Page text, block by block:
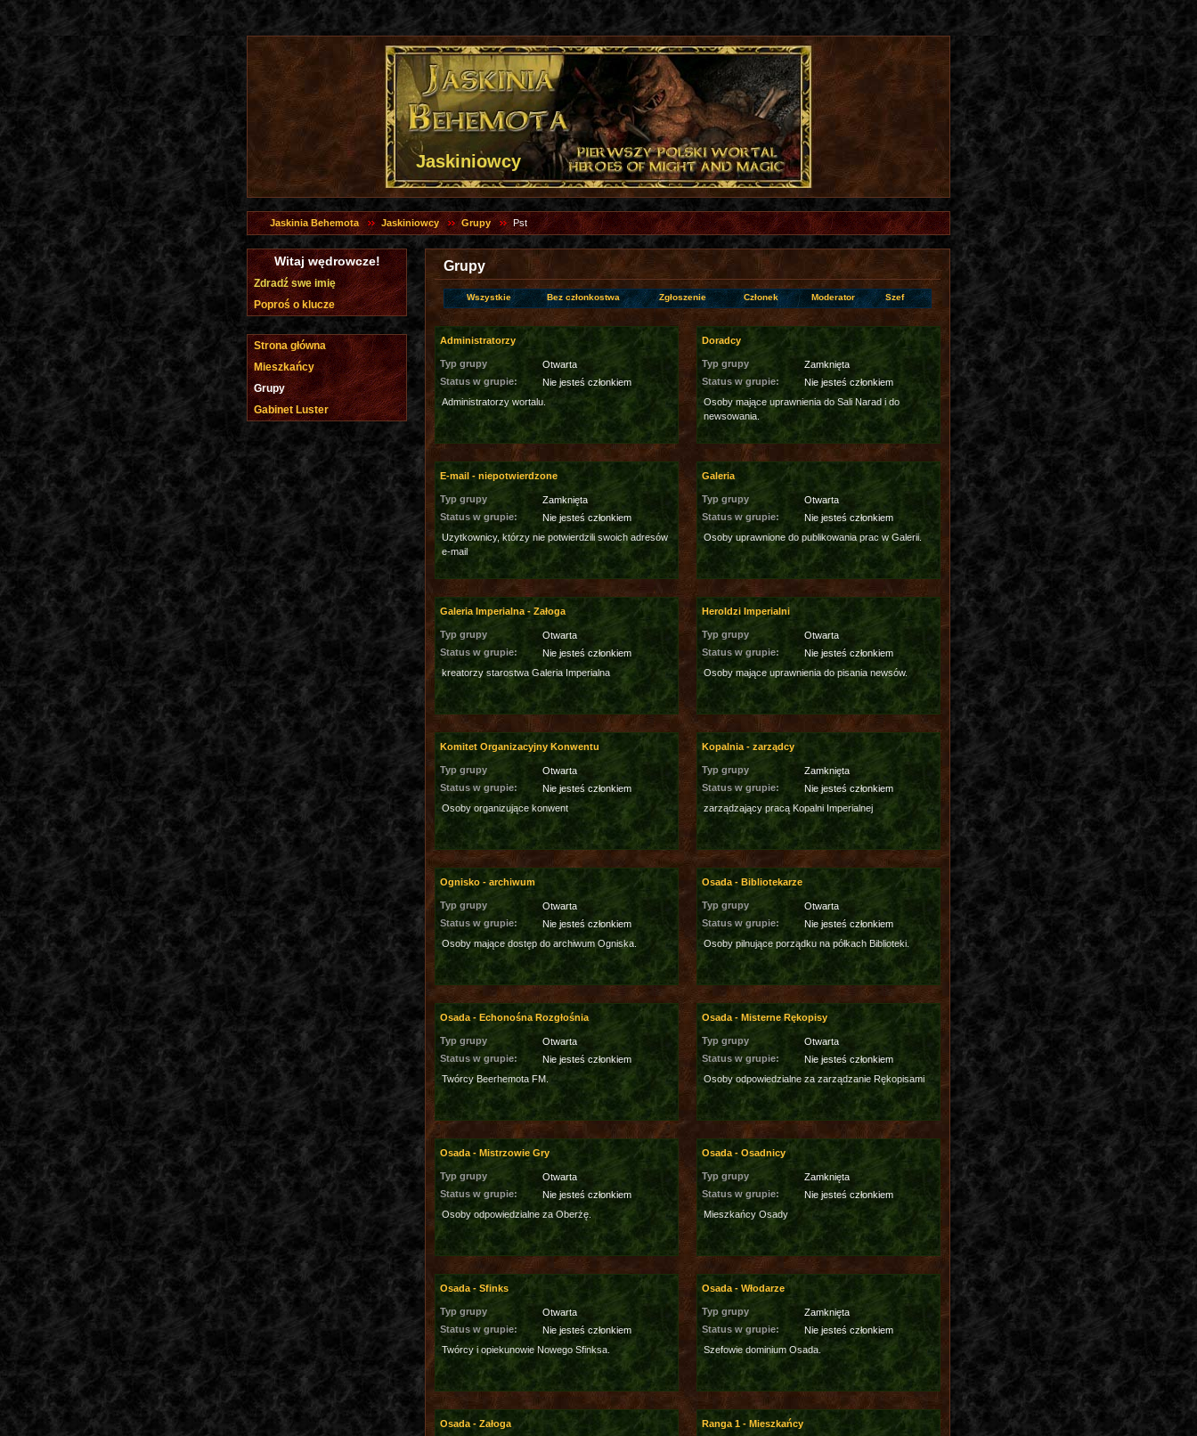
Jaskiniowcy
Jaskinia Behemota Jaskiniowcy Grupy Pst
Grupy
Wszystkie Bez członkostwa Zgłoszenie Członek Moderator Szef
Administratorzy
Typ grupy
Otwarta
Status w grupie:
Nie jesteś członkiem
Administratorzy wortalu.
Doradcy
Typ grupy
Zamknięta
Status w grupie:
Nie jesteś członkiem
Osoby mające uprawnienia do Sali Narad i do
newsowania.
E-mail - niepotwierdzone
Typ grupy
Zamknięta
Status w grupie:
Nie jesteś członkiem
Uzytkownicy, którzy nie potwierdzili swoich adresów
e-mail
Galeria
Typ grupy
Otwarta
Status w grupie:
Nie jesteś członkiem
Osoby uprawnione do publikowania prac w Galerii.
Galeria Imperialna - Załoga
Typ grupy
Otwarta
Status w grupie:
Nie jesteś członkiem
kreatorzy starostwa Galeria Imperialna
Heroldzi Imperialni
Typ grupy
Otwarta
Status w grupie:
Nie jesteś członkiem
Osoby mające uprawnienia do pisania newsów.
Komitet Organizacyjny Konwentu
Typ grupy
Otwarta
Status w grupie:
Nie jesteś członkiem
Osoby organizujące konwent
Kopalnia - zarządcy
Typ grupy
Zamknięta
Status w grupie:
Nie jesteś członkiem
zarządzający pracą Kopalni Imperialnej
Ognisko - archiwum
Typ grupy
Otwarta
Status w grupie:
Nie jesteś członkiem
Osoby mające dostęp do archiwum Ogniska.
Osada - Bibliotekarze
Typ grupy
Otwarta
Status w grupie:
Nie jesteś członkiem
Osoby pilnujące porządku na półkach Biblioteki.
Osada - Echonośna Rozgłośnia
Typ grupy
Otwarta
Status w grupie:
Nie jesteś członkiem
Twórcy Beerhemota FM.
Osada - Misterne Rękopisy
Typ grupy
Otwarta
Status w grupie:
Nie jesteś członkiem
Osoby odpowiedzialne za zarządzanie Rękopisami
Osada - Mistrzowie Gry
Typ grupy
Otwarta
Status w grupie:
Nie jesteś członkiem
Osoby odpowiedzialne za Oberżę.
Osada - Osadnicy
Typ grupy
Zamknięta
Status w grupie:
Nie jesteś członkiem
Mieszkańcy Osady
Osada - Sfinks
Typ grupy
Otwarta
Status w grupie:
Nie jesteś członkiem
Twórcy i opiekunowie Nowego Sfinksa.
Osada - Włodarze
Typ grupy
Zamknięta
Status w grupie:
Nie jesteś członkiem
Szefowie dominium Osada.
Osada - Załoga Ranga 1 - Mieszkańcy
Witaj wędrowcze!
Zdradź swe imię
Poproś o klucze
Strona główna
Mieszkańcy
Grupy
Gabinet Luster